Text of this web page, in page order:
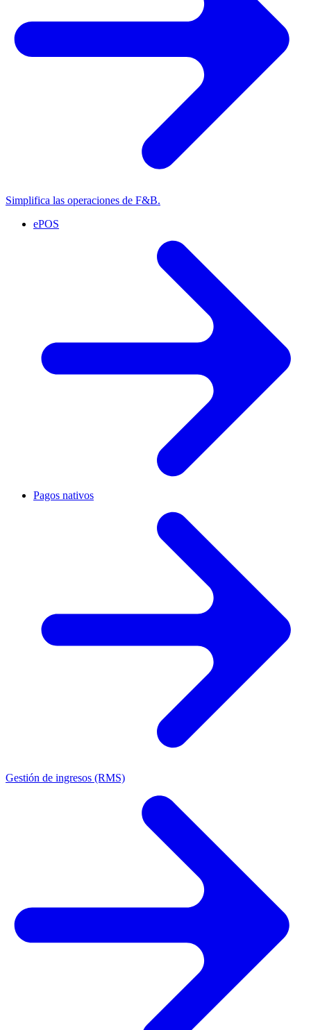
Simplifica las operaciones de F&B.
ePOS
Pagos nativos
Gestión de ingresos (RMS)